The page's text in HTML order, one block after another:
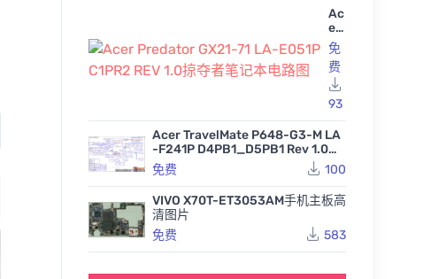
Ac
er
Pr
ed
at
or
GX
21
-7
1 L
A-
E0
51
P
2
RE
免
费
93
Acer TravelMate P648-G3-M LA
-F241P D4PB1_D5PB1 Rev 1.0宏
基笔记本图纸
免费 100
VIVO X70T-ET3053AM手机主板高
清图片
免费
583